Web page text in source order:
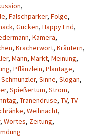
,
, Falschparker, Folge,
, Gucken, Happy End,
, Kamera,
, Kracherwort, Kräutern,
, Mann, Markt, Meinung,
, Pflänzlein, Plantage,
Schmunzler, Sinne, Slogan,
, Spießertum, Strom,
, Tränendrüse, TV, TV-
, Weihnacht,
, Wortes, Zeitung,